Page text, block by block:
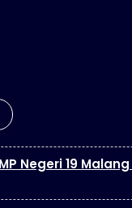
Negeri 19